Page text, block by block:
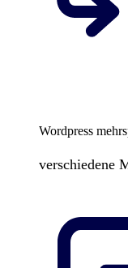
Wordpress
verschiedene